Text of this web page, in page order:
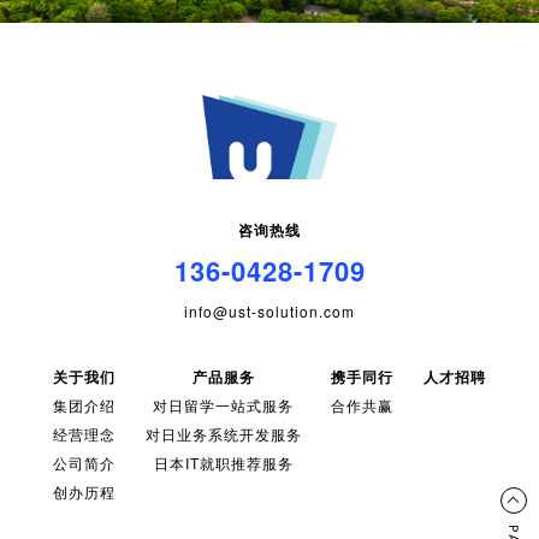
咨询热线
136-0428-1709
info@ust-solution.com
关于我们
集团介绍
经营理念
公司简介
创办历程
产品服务
对日留学一站式服务
对日业务系统开发服务
日本IT就职推荐服务
携手同行
合作共赢
人才招聘